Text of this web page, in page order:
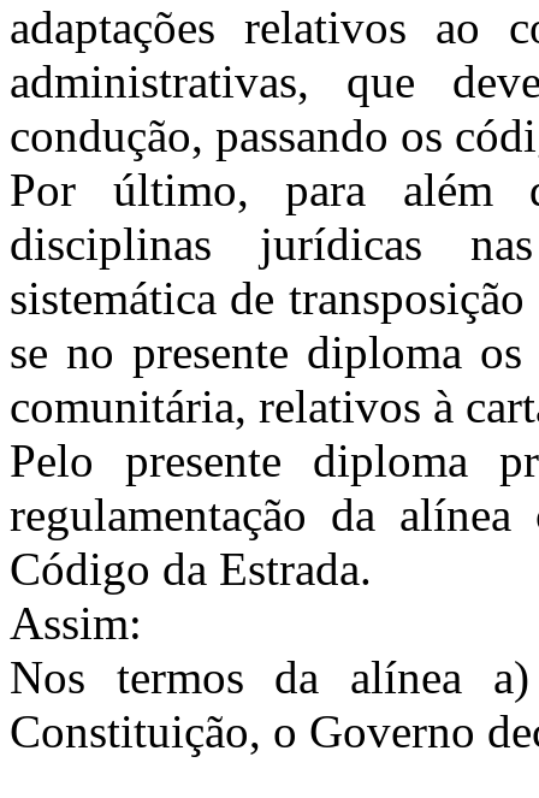
adaptações relativos ao
administrativas, que
condução, passando os
Por último, para além
disciplinas jurídicas
sistemática de
se no presente diploma
comunitária, relativos à
Pelo presente diploma
regulamentação da
Código da Estrada.
Assim:
Nos termos da alínea
Constituição, o Governo